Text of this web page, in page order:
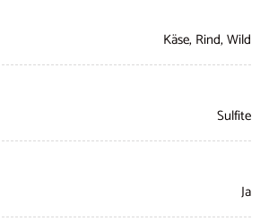
Käse, Rind, Wild
Sulfite
Ja